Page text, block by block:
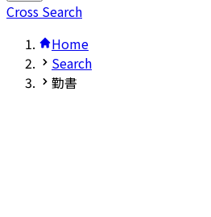
Cross Search
Home
Search
勤書